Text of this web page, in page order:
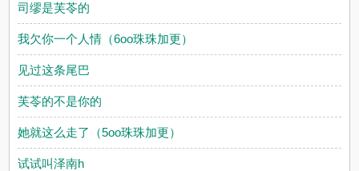
司缪是芙苓的
我欠你一个人情（6oo珠珠加更）
见过这条尾巴
芙苓的不是你的
她就这么走了（5oo珠珠加更）
试试叫泽南h